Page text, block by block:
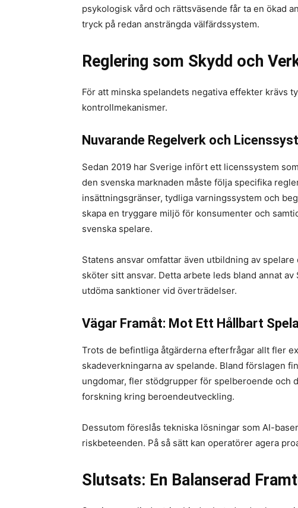
psykologisk vård och rättsväsende får ta en ökad
tryck på redan ansträngda välfärdssystem.
Reglering som Skydd och
För att minska spelandets negativa effekter krävs
kontrollmekanismer.
Nuvarande Regelverk och
Sedan 2019 har Sverige infört ett licenssystem
den svenska marknaden måste följa specifika
insättningsgränser, tydliga varningssystem och
skapa en tryggare miljö för konsumenter och
svenska spelare.
Statens ansvar omfattar även utbildning av
sköter sitt ansvar. Detta arbete leds bland annat
utdöma sanktioner vid överträdelser.
Vägar Framåt: Mot Ett Hållbart
Trots de befintliga åtgärderna efterfrågar allt fler
skadeverkningarna av spelande. Bland förslagen
ungdomar, fler stödgrupper för spelberoende och
forskning kring beroendeutveckling.
Dessutom föreslås tekniska lösningar som AI-
riskbeteenden. På så sätt kan operatörer agera
Slutsats: En Balanserad